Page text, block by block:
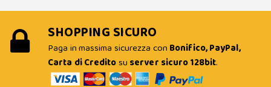
SHOPPING SICURO
Paga in massima sicurezza con Bonifico, PayPal,
Carta di Creditosu server sicuro 128bit.